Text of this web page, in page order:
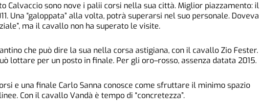
Calvaccio sono nove i palii corsi nella sua città. Miglior piazzamento: il
Una “galoppata” alla volta, potrà superarsi nel suo personale. Doveva
ma il cavallo non ha superato le visite.
che può dire la sua nella corsa astigiana, con il cavallo Zio Fester.
lottare per un posto in finale. Per gli oro–rosso, assenza datata 2015.
e una finale Carlo Sanna conosce come sfruttare il minimo spazio
Con il cavallo Vandà è tempo di “concretezza”.